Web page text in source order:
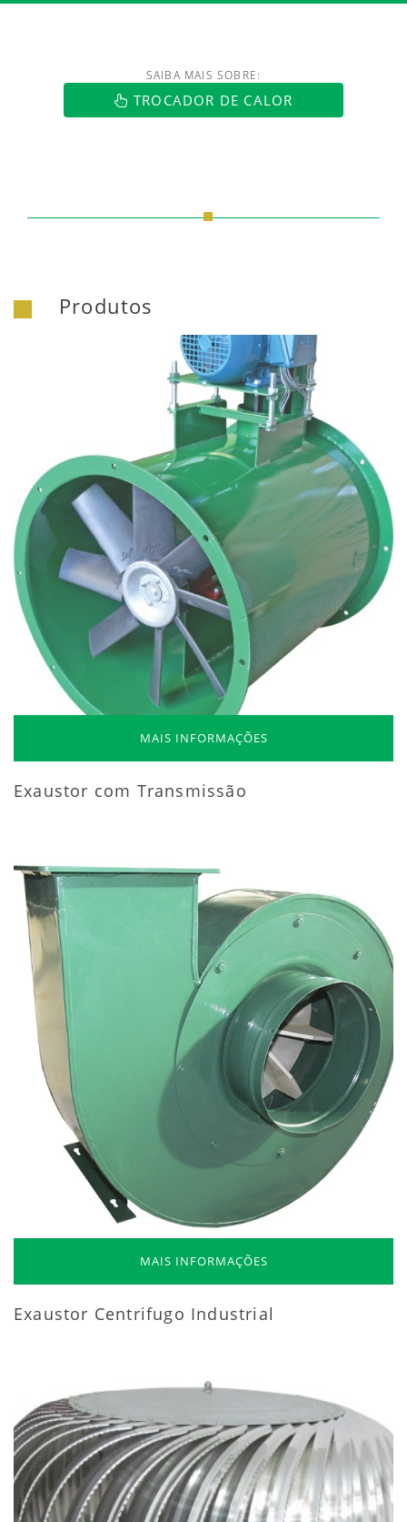
https://www.luftmaxi.com.br/
SAIBA MAIS SOBRE:
TROCADOR DE CALOR
Produtos
MAIS INFORMAÇÕES
Exaustor com Transmissão
MAIS INFORMAÇÕES
Exaustor Centrifugo Industrial